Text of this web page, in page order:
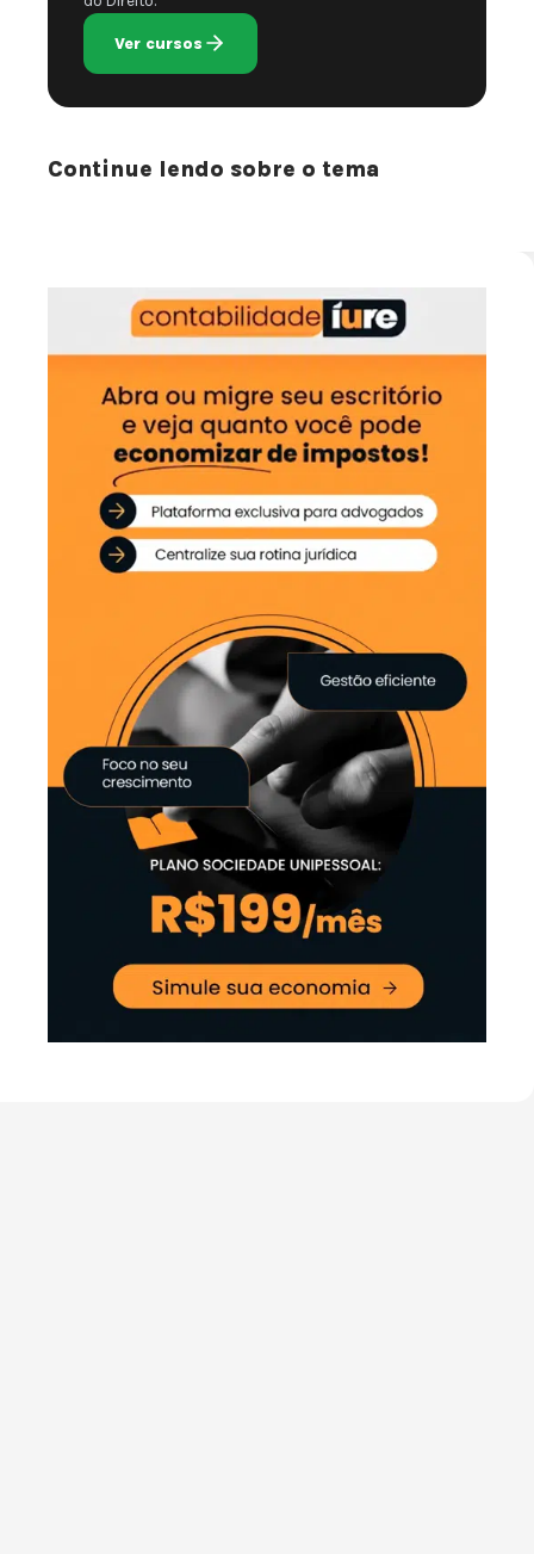
Ver cursos
Continue lendo sobre o tema